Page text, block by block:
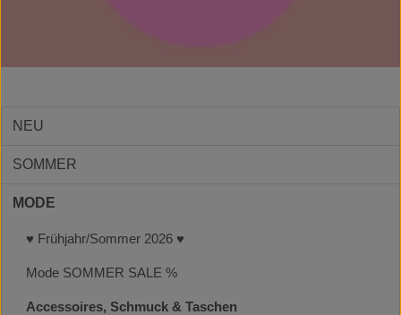
NEU
SOMMER
MODE
♥ Frühjahr/Sommer 2026 ♥
Mode SOMMER SALE %
Accessoires, Schmuck & Taschen